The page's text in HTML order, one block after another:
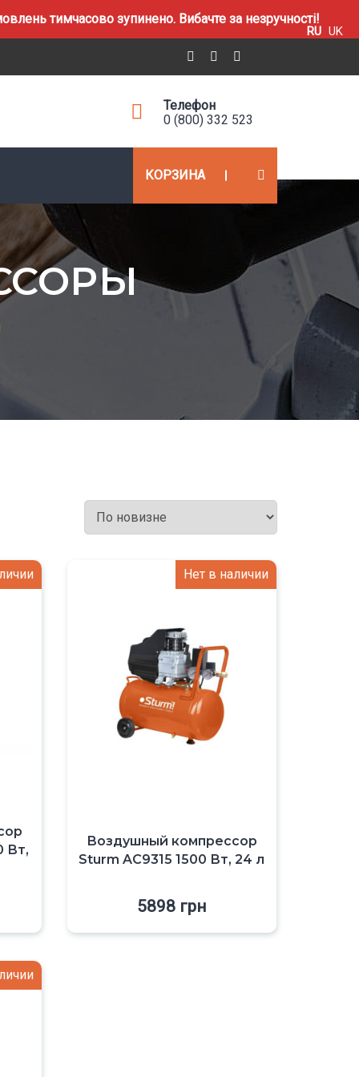
тимчасово зупинено. Вибачте за незручності!
Телефон
0 (800) 332 523
КОРЗИНА
Вт,
Нет в наличии
Воздушный компрессор
Sturm AC9315 1500 Вт, 24 л
5898 грн
RU UK